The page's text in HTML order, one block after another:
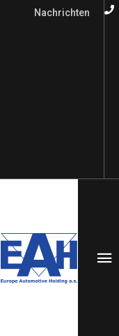
Nachrichten